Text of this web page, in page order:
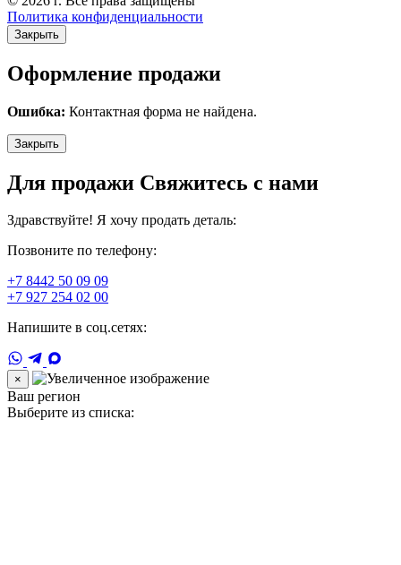
Политика конфиденциальности
Закрыть
Оформление продажи
Ошибка: Контактная форма не найдена.
Закрыть
Для продажи Свяжитесь с нами
Здравствуйте! Я хочу продать деталь:
Позвоните по телефону:
+7 8442 50 09 09
+7 927 254 02 00
Напишите в соц.сетях:
×
Ваш регион
Выберите из списка: